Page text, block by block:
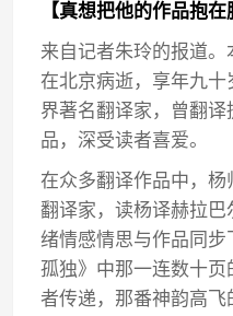
【真想把他的作品抱在
来自记者朱玲的报道
在北京病逝，享年九
界著名翻译家，曾翻
品，深受读者喜爱。
在众多翻译作品中，
翻译家，读杨译赫拉
绪情感情思与作品同
孤独》中那一连数十页
者传递，那番神韵高